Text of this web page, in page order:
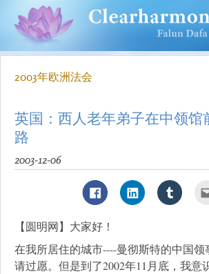
2003年欧洲法会
英国：西人老年弟子在中领馆
路
2003-12-06
【圆明网】大家好！
在我所居住的城市----曼彻斯特的中国领
请过愿。但是到了2002年11月底，我意